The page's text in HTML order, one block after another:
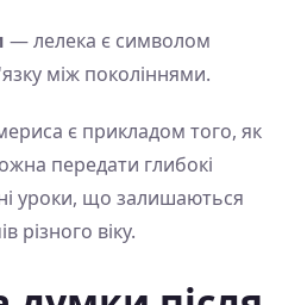
— лелека є символом
між поколіннями.
є прикладом того, як
передати глибокі
уроки, що залишаються
різного віку.